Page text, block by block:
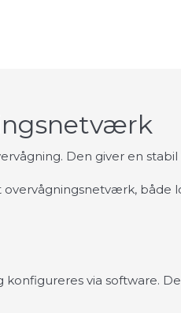
Den giver en
både
konfigureres via